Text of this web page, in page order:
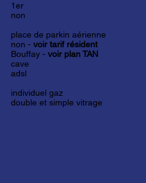
1er
non
place de parkin aérienne
non - voir tarif résident
Bouffay - voir plan TAN
cave
adsl
individuel gaz
double et simple vitrage